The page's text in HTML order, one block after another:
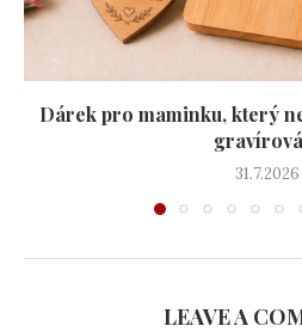
Dárek pro maminku, který
31.7.2026
LEAVE A